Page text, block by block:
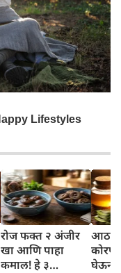
रोज फक्त २ अंजीर
खा आणि पाहा
कमाल! हे ३
घेऊन